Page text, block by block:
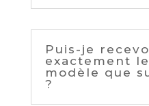
Puis-je
exactement
modèle que
?